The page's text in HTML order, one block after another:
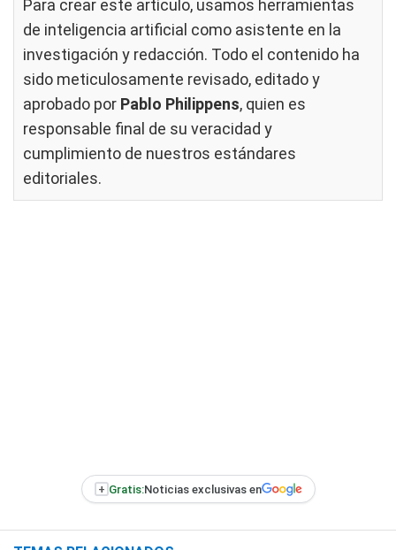
Para crear este artículo, usamos herramientas
de inteligencia artificial como asistente en la
investigación y redacción. Todo el contenido ha
sido meticulosamente revisado, editado y
aprobado por Pablo Philippens, quien es
responsable final de su veracidad y
cumplimiento de nuestros estándares
editoriales.
+ Gratis:Noticias exclusivas en